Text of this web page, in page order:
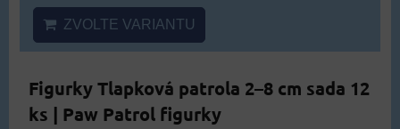
ZVOLTE VARIANTU
Figurky Tlapková patrola 2–8 cm sada 12
ks | Paw Patrol figurky